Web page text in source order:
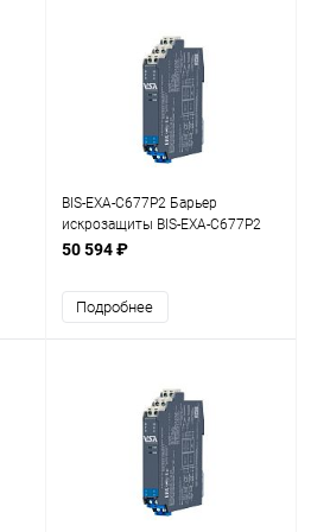
BIS-EXA-C677P2 Барьер
искрозащиты BIS-EXA-C677P2
1/2хFI
50 594 ₽
Подробнее